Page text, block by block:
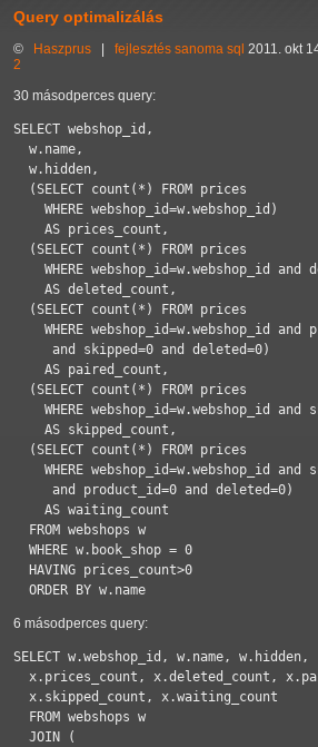
Query optimalizálás
© Haszprus fejlesztés sanoma sql 2011. okt
2
30 másodperces query:
SELECT webshop_id,
  w.name,
  w.hidden,
  (SELECT count(*) FROM prices
    WHERE webshop_id=w.webshop_id)
    AS prices_count,
  (SELECT count(*) FROM prices
WHERE webshop_id=w.webshop_id and
    AS deleted_count,
  (SELECT count(*) FROM prices
WHERE webshop_id=w.webshop_id and
     and skipped=0 and deleted=0)
    AS paired_count,
  (SELECT count(*) FROM prices
WHERE webshop_id=w.webshop_id and
    AS skipped_count,
  (SELECT count(*) FROM prices
WHERE webshop_id=w.webshop_id and
     and product_id=0 and deleted=0)
    AS waiting_count
  FROM webshops w
  WHERE w.book_shop = 0
  HAVING prices_count>0
6 másodperces query:
SELECT w.webshop_id, w.name, w.hidden,
x.prices_count, x.deleted_count,
  x.skipped_count, x.waiting_count
  FROM webshops w
  JOIN (